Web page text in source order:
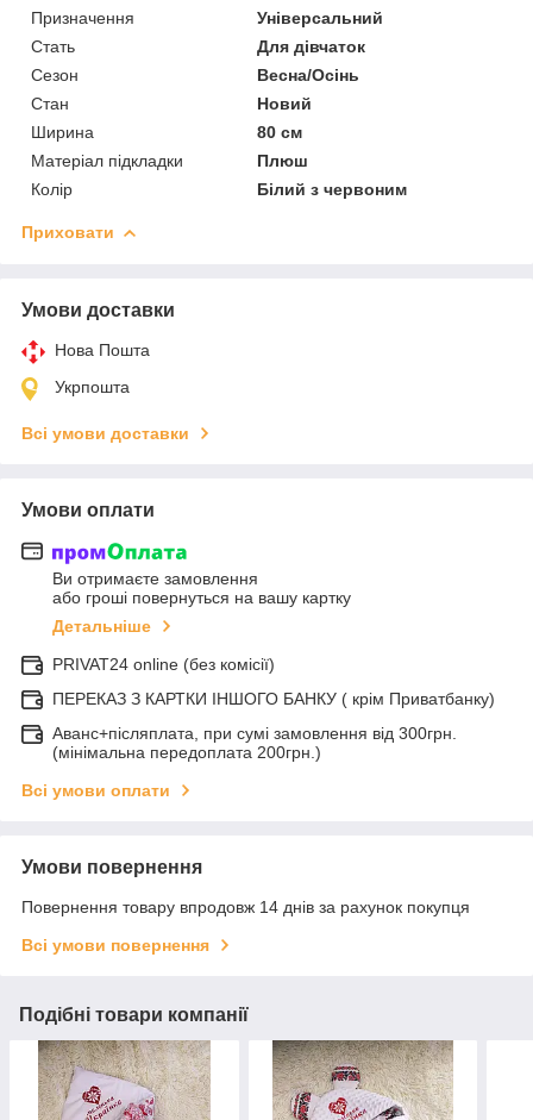
Призначення
Універсальний
Стать
Для дівчаток
Сезон
Весна/Осінь
Стан
Новий
Ширина
80 см
Матеріал підкладки
Плюш
Колір
Білий з червоним
Приховати
Умови доставки
Нова Пошта
Укрпошта
Всі умови доставки
Умови оплати
Ви отримаєте замовлення
або гроші повернуться на вашу картку
Детальніше
PRIVAT24 online (без комісії)
ПЕРЕКАЗ З КАРТКИ ІНШОГО БАНКУ ( крім Приватбанку)
Аванс+післяплата, при сумі замовлення від 300грн.
(мінімальна передоплата 200грн.)
Всі умови оплати
Умови повернення
Повернення товару впродовж 14 днів за рахунок покупця
Всі умови повернення
Подібні товари компанії